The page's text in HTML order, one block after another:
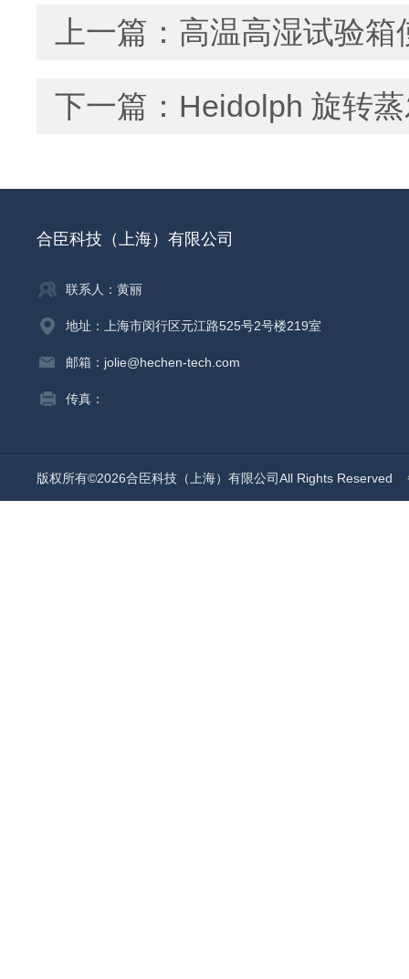
上一篇： 高温高湿试验箱
下一篇： Heidolph 旋转
合臣科技（上海）有限公司
联系人：黄丽
地址：上海市闵行区元江路525号2号楼219室
邮箱：jolie@hechen-tech.com
传真：
版权所有©2026合臣科技（上海）有限公司All Rights Reserved